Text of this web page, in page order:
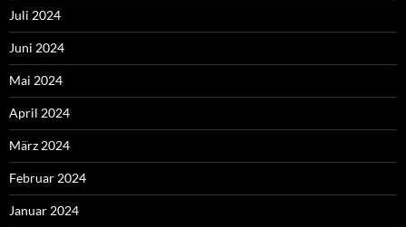
Juli 2024
Juni 2024
Mai 2024
April 2024
März 2024
Februar 2024
Januar 2024